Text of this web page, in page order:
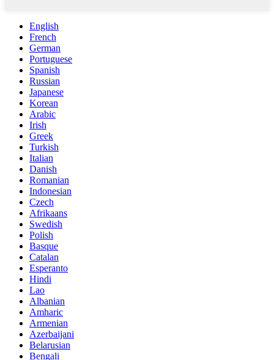
English
French
German
Portuguese
Spanish
Russian
Japanese
Korean
Arabic
Irish
Greek
Turkish
Italian
Danish
Romanian
Indonesian
Czech
Afrikaans
Swedish
Polish
Basque
Catalan
Esperanto
Hindi
Lao
Albanian
Amharic
Armenian
Azerbaijani
Belarusian
Bengali